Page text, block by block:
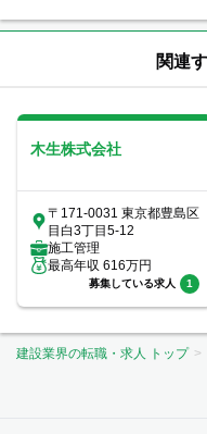
関連
木生株式会社
〒171-0031 東京都豊島区
目白3丁目5-12
施工管理
最高年収 616万円
募集している求人 1
建設業界の転職・求人 トップ